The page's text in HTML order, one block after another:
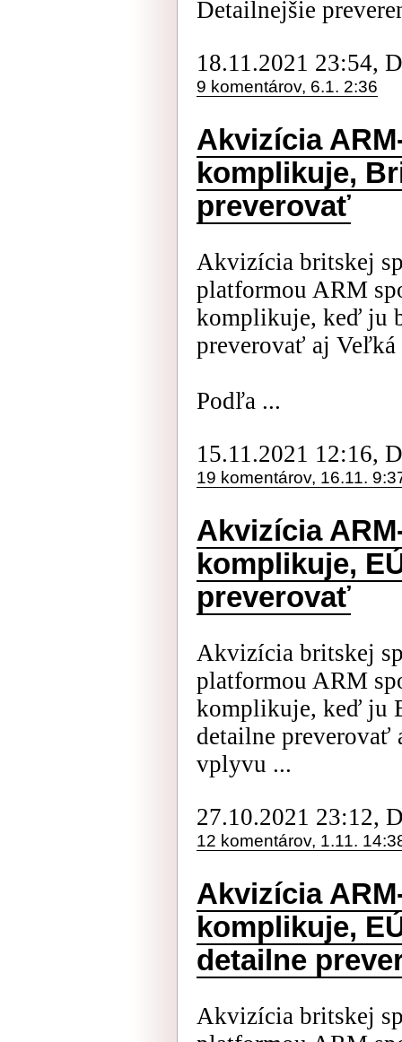
Detailnejšie
18.11.2021 23:54,
9 komentárov, 6.1. 2:36
Akvizícia
komplikuje,
preverovať
Akvizícia britskej
platformou ARM
komplikuje, keď ju
preverovať aj
Podľa ...
15.11.2021 12:16,
19 komentárov, 16.11.
Akvizícia
komplikuje,
preverovať
Akvizícia britskej
platformou ARM
komplikuje, keď ju
detailne preverovať
vplyvu ...
27.10.2021 23:12,
12 komentárov, 1.11.
Akvizícia
komplikuje,
detailne
Akvizícia britskej